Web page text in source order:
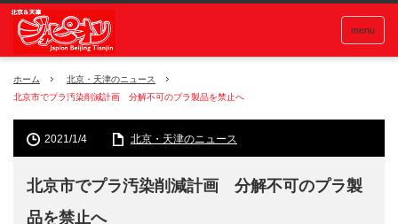
menu
ホーム
北京・天津のニュース
北京市でプラ汚染削減計画 分解不可のプラ製品を禁止へ
2021/1/4 北京・天津のニュース
北京市でプラ汚染削減計画 分解不可のプラ製
品を禁止へ